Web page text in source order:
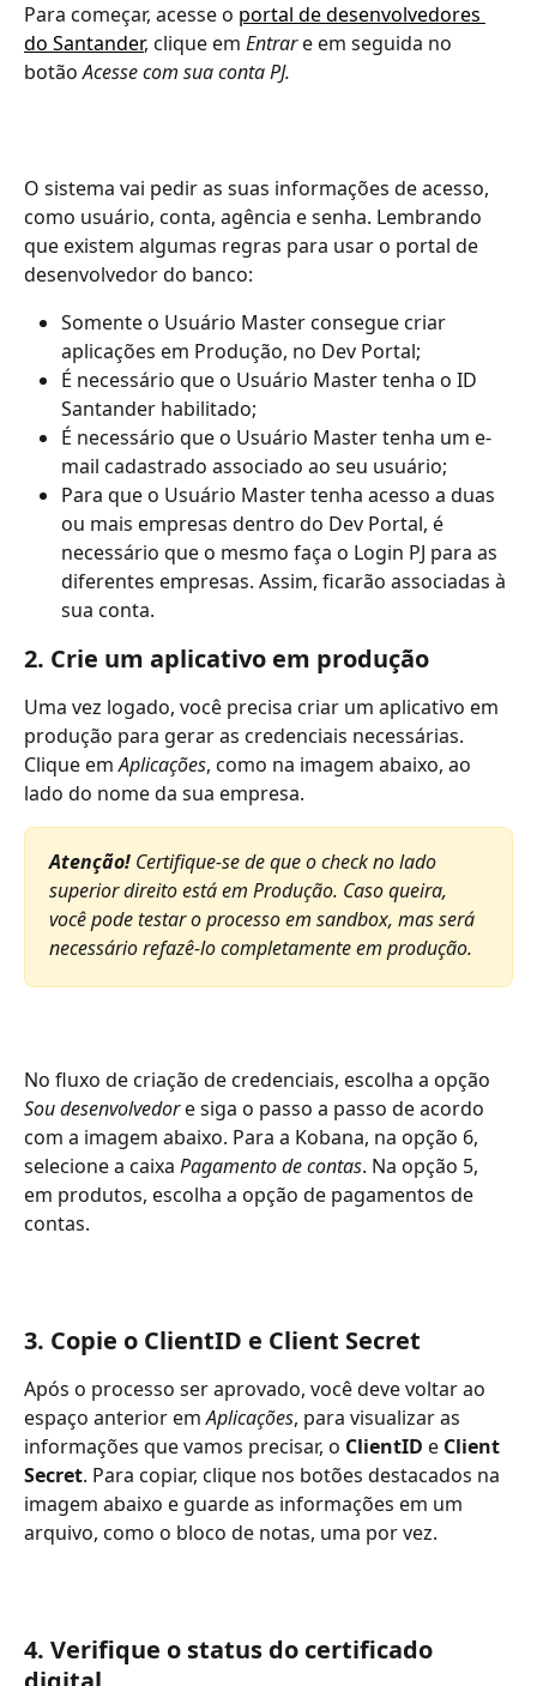
Para começar, acesse o portal de desenvolvedores
do Santander, clique em Entrar e em seguida no
botão Acesse com sua conta PJ.
O sistema vai pedir as suas informações de acesso,
como usuário, conta, agência e senha. Lembrando
que existem algumas regras para usar o portal de
desenvolvedor do banco:
Somente o Usuário Master consegue criar
aplicações em Produção, no Dev Portal;
É necessário que o Usuário Master tenha o ID
Santander habilitado;
É necessário que o Usuário Master tenha um e-
mail cadastrado associado ao seu usuário;
Para que o Usuário Master tenha acesso a duas
ou mais empresas dentro do Dev Portal, é
necessário que o mesmo faça o Login PJ para as
diferentes empresas. Assim, ficarão associadas à
sua conta.
2. Crie um aplicativo em produção
Uma vez logado, você precisa criar um aplicativo em
produção para gerar as credenciais necessárias.
Clique em Aplicações, como na imagem abaixo, ao
lado do nome da sua empresa.
Atenção! Certifique-se de que o check no lado
superior direito está em Produção. Caso queira,
você pode testar o processo em sandbox, mas será
necessário refazê-lo completamente em produção.
No fluxo de criação de credenciais, escolha a opção
Sou desenvolvedor e siga o passo a passo de acordo
com a imagem abaixo. Para a Kobana, na opção 6,
selecione a caixa Pagamento de contas. Na opção 5,
em produtos, escolha a opção de pagamentos de
contas.
3. Copie o ClientID e Client Secret
Após o processo ser aprovado, você deve voltar ao
espaço anterior em Aplicações, para visualizar as
informações que vamos precisar, o ClientID e Client
Secret. Para copiar, clique nos botões destacados na
imagem abaixo e guarde as informações em um
arquivo, como o bloco de notas, uma por vez.
4. Verifique o status do certificado